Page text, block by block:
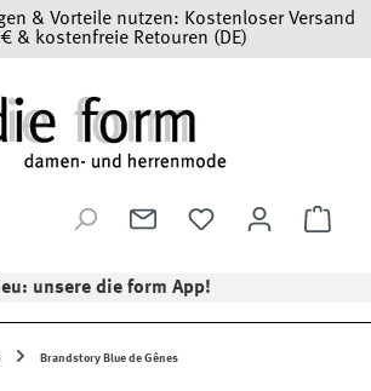
& Vorteile nutzen: Kostenloser Versand
& kostenfreie Retouren (DE)
unsere die form App!
Brandstory Blue de Gênes